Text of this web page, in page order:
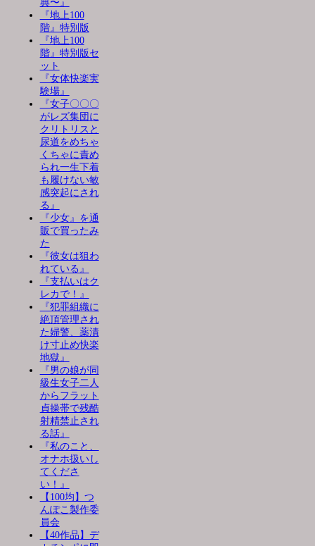
典〜』
『地上100
階』特別版
『地上100
階』特別版セ
ット
『女体快楽実
験場』
『女子〇〇〇
がレズ集団に
クリトリスと
尿道をめちゃ
くちゃに責め
られ一生下着
も履けない敏
感突起にされ
る』
『少女』を通
販で買ったみ
た
『彼女は狙わ
れている』
『支払いはク
レカで！』
『犯罪組織に
絶頂管理され
た婦警、薬漬
け寸止め快楽
地獄』
『男の娘が同
級生女子二人
からフラット
貞操帯で残酷
射精禁止され
る話』
『私のこと、
オナホ扱いし
てくださ
い！』
【100均】つ
んぽこ製作委
員会
【40作品】デ